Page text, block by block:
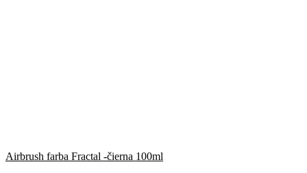
Airbrush farba Fractal -čierna 100ml